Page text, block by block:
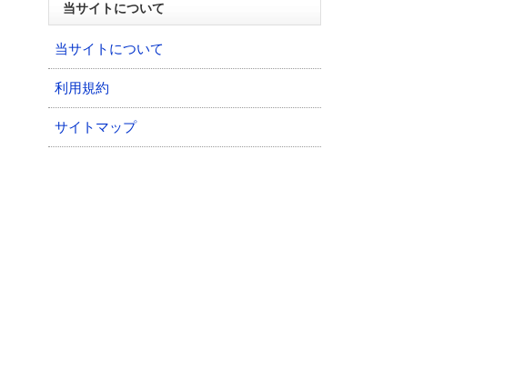
当サイトについて
当サイトについて
利用規約
サイトマップ